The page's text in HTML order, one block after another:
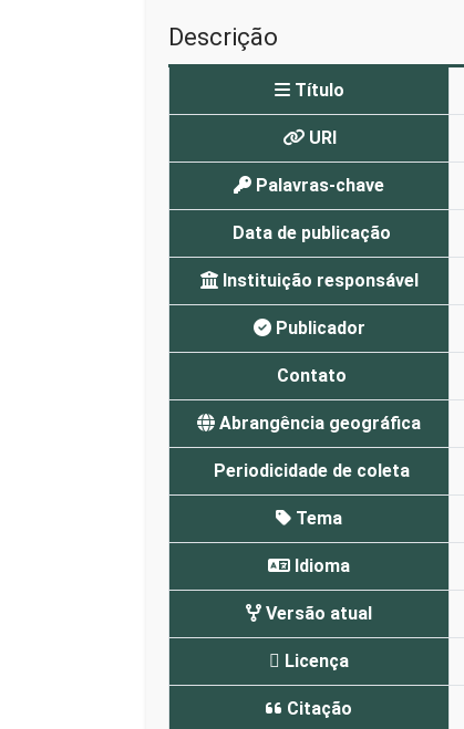
Descrição
Título
URI
Palavras-chave
Data de publicação
Instituição responsável
Publicador
Contato
Abrangência geográfica
Periodicidade de coleta
Tema
Idioma
Versão atual
Licença
Citação